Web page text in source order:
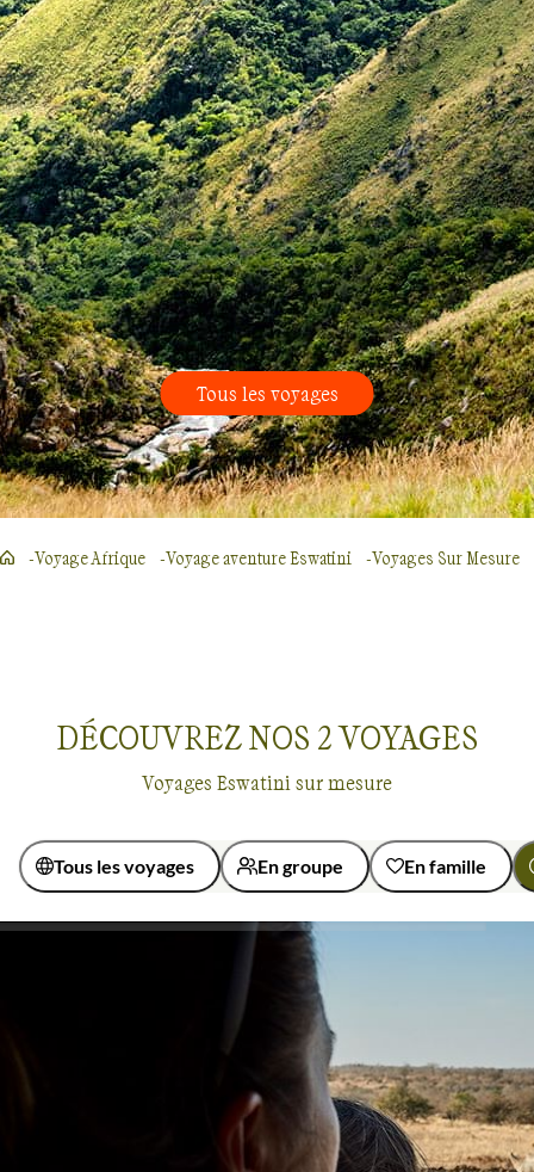
Tous les voyages
Voyage Afrique Voyage aventure Eswatini Voyages Sur Mesure
DÉCOUVREZ NOS 2VOYAGES
Voyages Eswatini sur mesure
Tous les voyages En groupe En famille
Safari
Standard